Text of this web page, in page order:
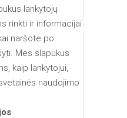
lankytojų
rinkti ir informacijai
naršote po
Mes slapukus
kaip lankytojui,
naudojimo